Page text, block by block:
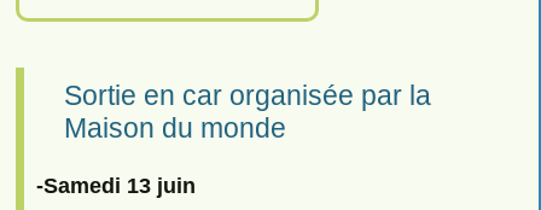
Sortie en car organisée par la
Maison du monde
-Samedi 13 juin